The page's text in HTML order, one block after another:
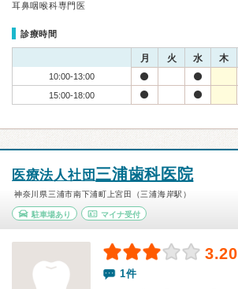
耳鼻咽喉科専門医
診療時間
月 火 水 木
10:00-13:00
15:00-18:00
医療法人社団三浦歯科医院
神奈川県三浦市南下浦町上宮田（三浦海岸駅）
駐車場あり マイナ受付
3.20
1件